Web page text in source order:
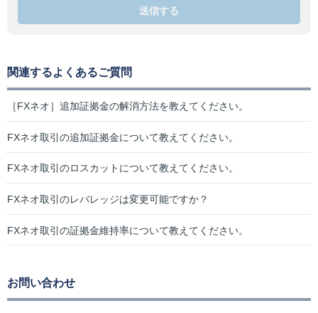
送信する
関連するよくあるご質問
［FXネオ］追加証拠金の解消方法を教えてください。
FXネオ取引の追加証拠金について教えてください。
FXネオ取引のロスカットについて教えてください。
FXネオ取引のレバレッジは変更可能ですか？
FXネオ取引の証拠金維持率について教えてください。
お問い合わせ